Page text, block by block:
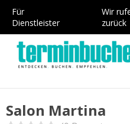
Für
Dienstleister
Wir
zurück
Salon Martina